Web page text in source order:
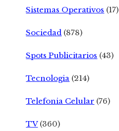
Sistemas Operativos (17)
Sociedad (878)
Spots Publicitarios (43)
Tecnologia (214)
Telefonia Celular (76)
TV(360)